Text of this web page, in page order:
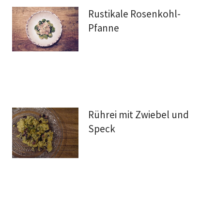
Rustikale Rosenkohl-
Pfanne
Rührei mit Zwiebel und
Speck